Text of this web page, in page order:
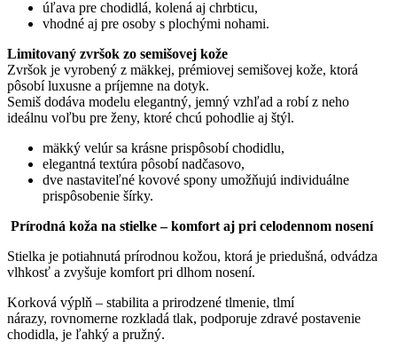
úľava pre chodidlá, kolená aj chrbticu,
vhodné aj pre osoby s plochými nohami.
Limitovaný zvršok zo semišovej kože
Zvršok je vyrobený z mäkkej, prémiovej semišovej kože, ktorá
pôsobí luxusne a príjemne na dotyk.
Semiš dodáva modelu elegantný, jemný vzhľad a robí z neho
ideálnu voľbu pre ženy, ktoré chcú pohodlie aj štýl.
mäkký velúr sa krásne prispôsobí chodidlu,
elegantná textúra pôsobí nadčasovo,
dve nastaviteľné kovové spony umožňujú individuálne
prispôsobenie šírky.
Prírodná koža na stielke – komfort aj pri celodennom nosení
Stielka je potiahnutá prírodnou kožou, ktorá je priedušná, odvádza
vlhkosť a zvyšuje komfort pri dlhom nosení.
Korková výplň – stabilita a prirodzené tlmenie, tlmí
nárazy, rovnomerne rozkladá tlak, podporuje zdravé postavenie
chodidla, je ľahký a pružný.